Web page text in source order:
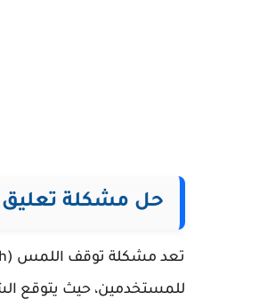
حل مشكلة تعليق
للمستخدمين، حيث يتوقع